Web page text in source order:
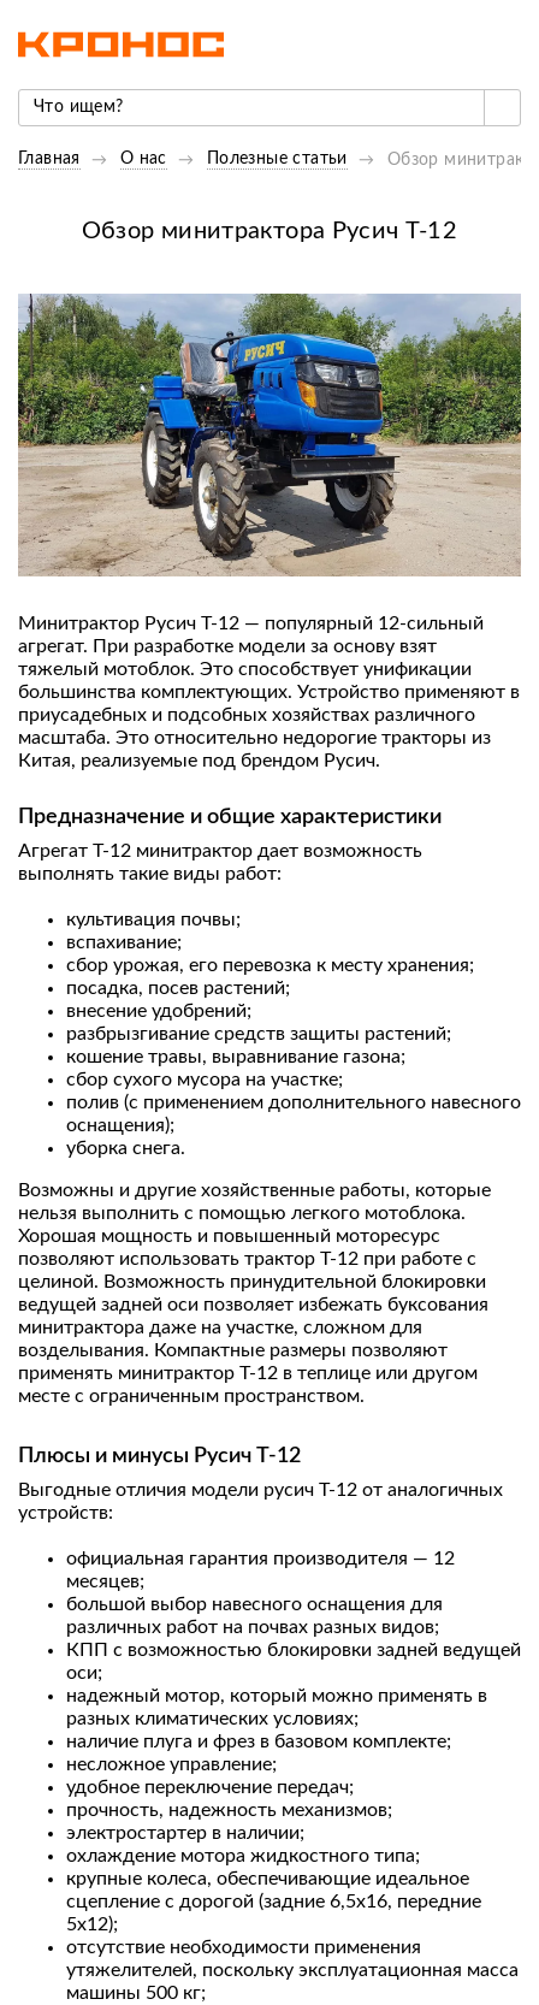
Главная О нас Полезные статьи Обзор
Обзор минитрактора Русич Т-12
Минитрактор Русич Т-12 — популярный 12-сильный
агрегат. При разработке модели за основу взят
тяжелый мотоблок. Это способствует унификации
большинства комплектующих. Устройство применяют в
приусадебных и подсобных хозяйствах различного
масштаба. Это относительно недорогие тракторы из
Китая, реализуемые под брендом Русич.
Предназначение и общие характеристики
Агрегат Т-12 минитрактор дает возможность
выполнять такие виды работ:
культивация почвы;
вспахивание;
сбор урожая, его перевозка к месту хранения;
посадка, посев растений;
внесение удобрений;
разбрызгивание средств защиты растений;
кошение травы, выравнивание газона;
сбор сухого мусора на участке;
полив (с применением дополнительного навесного
оснащения);
уборка снега.
Возможны и другие хозяйственные работы, которые
нельзя выполнить с помощью легкого мотоблока.
Хорошая мощность и повышенный моторесурс
позволяют использовать трактор Т-12 при работе с
целиной. Возможность принудительной блокировки
ведущей задней оси позволяет избежать буксования
минитрактора даже на участке, сложном для
возделывания. Компактные размеры позволяют
применять минитрактор Т-12 в теплице или другом
месте с ограниченным пространством.
Плюсы и минусы Русич Т-12
Выгодные отличия модели русич Т-12 от аналогичных
устройств:
официальная гарантия производителя — 12
месяцев;
большой выбор навесного оснащения для
различных работ на почвах разных видов;
КПП с возможностью блокировки задней ведущей
оси;
надежный мотор, который можно применять в
разных климатических условиях;
наличие плуга и фрез в базовом комплекте;
несложное управление;
удобное переключение передач;
прочность, надежность механизмов;
электростартер в наличии;
охлаждение мотора жидкостного типа;
крупные колеса, обеспечивающие идеальное
сцепление с дорогой (задние 6,5х16, передние
5х12);
отсутствие необходимости применения
утяжелителей, поскольку эксплуатационная масса
машины 500 кг;